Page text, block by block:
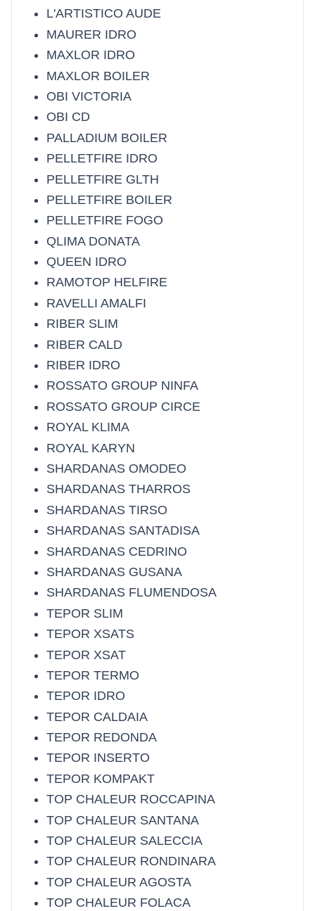
L'ARTISTICO AUDE
MAURER IDRO
MAXLOR IDRO
MAXLOR BOILER
OBI VICTORIA
OBI CD
PALLADIUM BOILER
PELLETFIRE IDRO
PELLETFIRE GLTH
PELLETFIRE BOILER
PELLETFIRE FOGO
QLIMA DONATA
QUEEN IDRO
RAMOTOP HELFIRE
RAVELLI AMALFI
RIBER SLIM
RIBER CALD
RIBER IDRO
ROSSATO GROUP NINFA
ROSSATO GROUP CIRCE
ROYAL KLIMA
ROYAL KARYN
SHARDANAS OMODEO
SHARDANAS THARROS
SHARDANAS TIRSO
SHARDANAS SANTADISA
SHARDANAS CEDRINO
SHARDANAS GUSANA
SHARDANAS FLUMENDOSA
TEPOR SLIM
TEPOR XSATS
TEPOR XSAT
TEPOR TERMO
TEPOR IDRO
TEPOR CALDAIA
TEPOR REDONDA
TEPOR INSERTO
TEPOR KOMPAKT
TOP CHALEUR ROCCAPINA
TOP CHALEUR SANTANA
TOP CHALEUR SALECCIA
TOP CHALEUR RONDINARA
TOP CHALEUR AGOSTA
TOP CHALEUR FOLACA